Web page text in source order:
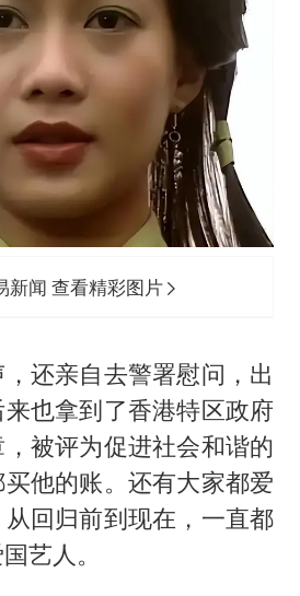
新闻 查看精彩图片
还亲自去警署慰问，出
也拿到了香港特区政府
被评为促进社会和谐的
他的账。还有大家都爱
回归前到现在，一直都
艺人。